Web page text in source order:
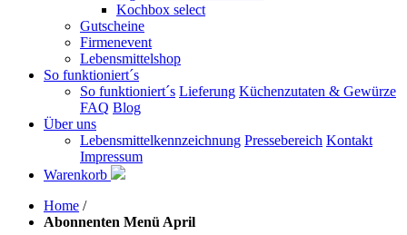
Kochbox select
Gutscheine
Firmenevent
Lebensmittelshop
So funktioniert´s
So funktioniert´s Lieferung Küchenzutaten & Gewürze
FAQ Blog
Über uns
Lebensmittelkennzeichnung Pressebereich Kontakt
Impressum
Warenkorb
Home /
Abonnenten Menü April